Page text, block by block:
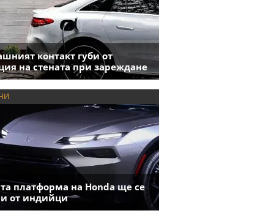
контакт губи от
на стената при зареждане
платформа на Honda ще се
от индийци